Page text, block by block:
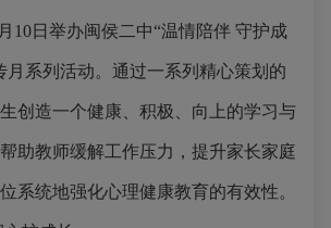
10日举办闽侯二中“温情陪伴 守护成
月系列活动。通过一系列精心策划的
创造一个健康、积极、向上的学习与
助教师缓解工作压力，提升家长家庭
系统地强化心理健康教育的有效性。